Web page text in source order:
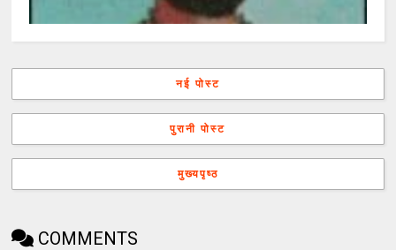
नई पोस्ट
पुरानी पोस्ट
मुख्यपृष्ठ
COMMENTS